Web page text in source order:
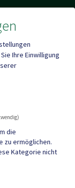
Freizeit
Ihre Einwilligung
die
zu ermöglichen.
Kategorie nicht